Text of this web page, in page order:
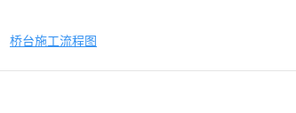
桥台施工流程图